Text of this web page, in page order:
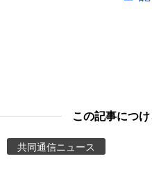
People
この記事につ
共同通信ニュース